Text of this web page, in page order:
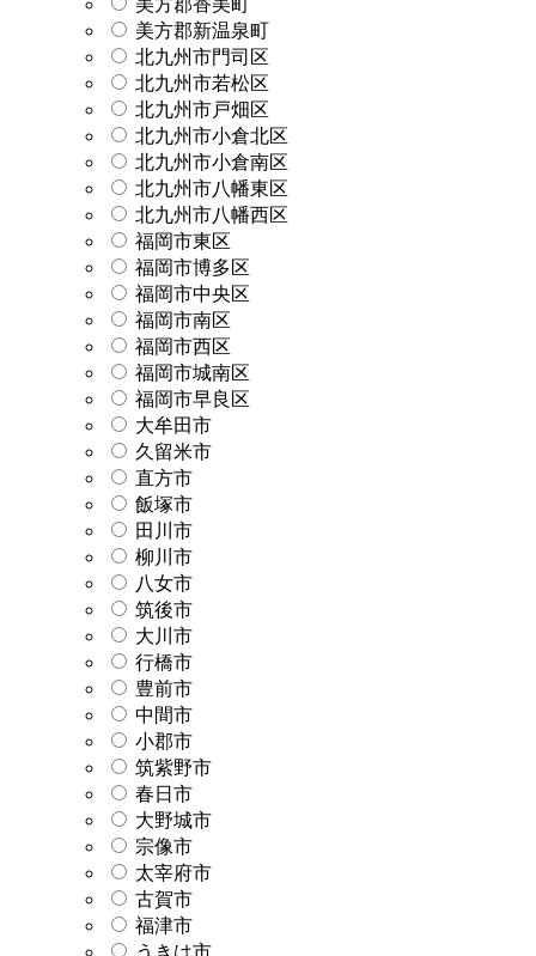
美方郡新温泉町
北九州市門司区
北九州市若松区
北九州市戸畑区
北九州市小倉北区
北九州市小倉南区
北九州市八幡東区
北九州市八幡西区
福岡市東区
福岡市博多区
福岡市中央区
福岡市南区
福岡市西区
福岡市城南区
福岡市早良区
大牟田市
久留米市
直方市
飯塚市
田川市
柳川市
八女市
筑後市
大川市
行橋市
豊前市
中間市
小郡市
筑紫野市
春日市
大野城市
宗像市
太宰府市
古賀市
福津市
うきは市